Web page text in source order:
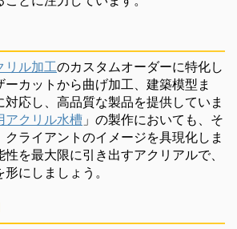
リル加工のカスタムオーダーに特化し
カットから曲げ加工、建築模型ま
応し、高品質な製品を提供していま
アクリル水槽 」の製作においても、そ
ライアントのイメージを具現化しま
を最大限に引き出すアクリアルで、
にしましょう。